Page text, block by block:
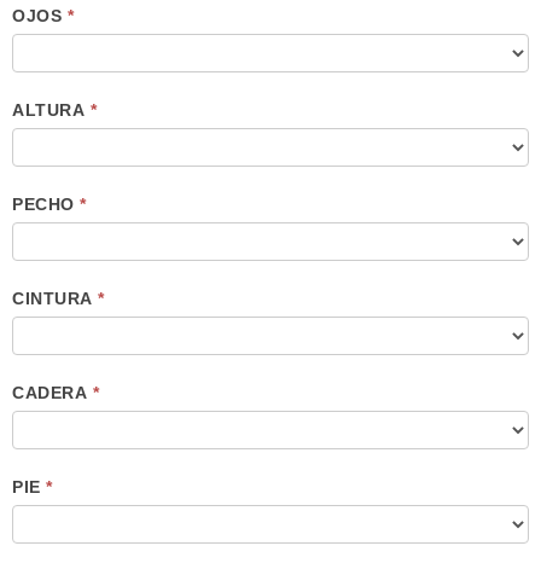
OJOS *
ALTURA *
PECHO *
CINTURA *
CADERA *
PIE *